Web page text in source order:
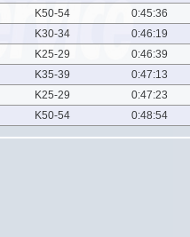
K50-54 0:45:36
K30-34 0:46:19
K25-29 0:46:39
K35-39 0:47:13
K25-29 0:47:23
K50-54 0:48:54